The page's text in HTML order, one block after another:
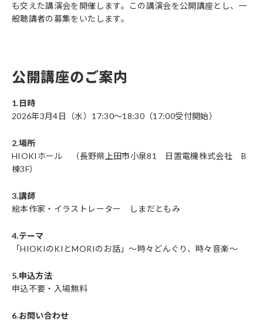
も交えた講演会を開催します。この講演会を公開講座とし、一
般聴講者の募集をいたします。
公開講座のご案内
1.日時
2026年3月4日（水）17:30～18:30（17:00受付開始）
2.場所
HIOKIホール （長野県上田市小泉81 日置電機株式会社 B
棟3F）
3.講師
絵本作家・イラストレーター しまだともみ
4.テーマ
「HIOKIのKIとMORIのお話」～時々どんぐり、時々音楽～
5.申込方法
申込不要・入場無料
6.お問い合わせ